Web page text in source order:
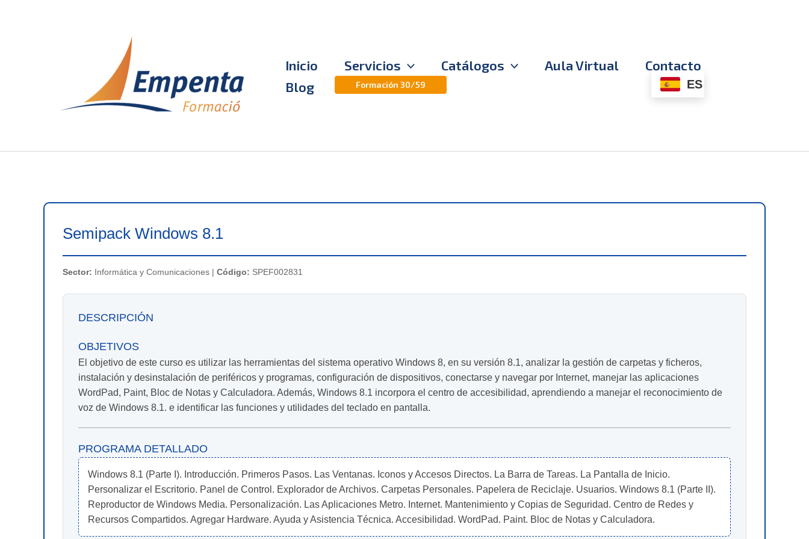
Inicio Servicios Catálogos Aula Virtual
Contacto
Blog
Formación 30/59 ES
Semipack Windows 8.1
Sector: Informática y Comunicaciones | Código: SPEF002831
DESCRIPCIÓN
OBJETIVOS
El objetivo de este curso es utilizar las herramientas del sistema operativo Windows 8, en su versión 8.1, analizar la gestión de carpetas y ficheros,
instalación y desinstalación de periféricos y programas, configuración de dispositivos, conectarse y navegar por Internet, manejar las aplicaciones
WordPad, Paint, Bloc de Notas y Calculadora. Además, Windows 8.1 incorpora el centro de accesibilidad, aprendiendo a manejar el reconocimiento de
voz de Windows 8.1. e identificar las funciones y utilidades del teclado en pantalla.
PROGRAMA DETALLADO
Windows 8.1 (Parte I). Introducción. Primeros Pasos. Las Ventanas. Iconos y Accesos Directos. La Barra de Tareas. La Pantalla de Inicio.
Personalizar el Escritorio. Panel de Control. Explorador de Archivos. Carpetas Personales. Papelera de Reciclaje. Usuarios. Windows 8.1 (Parte II).
Reproductor de Windows Media. Personalización. Las Aplicaciones Metro. Internet. Mantenimiento y Copias de Seguridad. Centro de Redes y
Recursos Compartidos. Agregar Hardware. Ayuda y Asistencia Técnica. Accesibilidad. WordPad. Paint. Bloc de Notas y Calculadora.